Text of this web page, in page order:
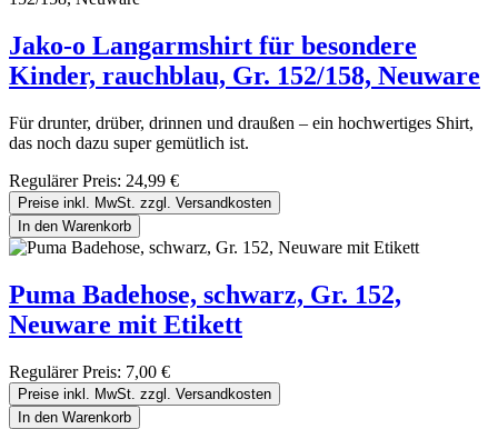
Jako-o Langarmshirt für besondere
Kinder, rauchblau, Gr. 152/158, Neuware
Für drunter, drüber, drinnen und draußen – ein hochwertiges Shirt,
das noch dazu super gemütlich ist.
Regulärer Preis: 24,99 €
Preise inkl. MwSt. zzgl. Versandkosten
In den Warenkorb
Puma Badehose, schwarz, Gr. 152,
Neuware mit Etikett
Regulärer Preis: 7,00 €
Preise inkl. MwSt. zzgl. Versandkosten
In den Warenkorb